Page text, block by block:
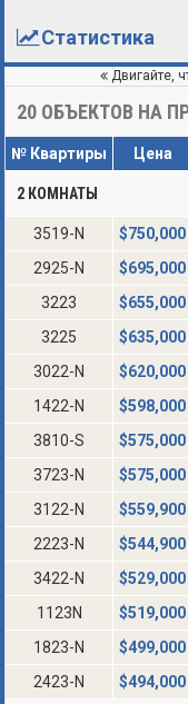
Статистика
Двигайте,
20 ОБЪЕКТОВ НА
№ Квартиры Цена
2 КОМНАТЫ
3519-N $750,000
2925-N
$695,000
3223
$655,000
3225
$635,000
3022-N
$620,000
1422-N
$598,000
3810-S
$575,000
3723-N
$575,000
3122-N
$559,900
2223-N
$544,900
3422-N
$529,000
1123N
$519,000
1823-N
$499,000
2423-N
$494,000